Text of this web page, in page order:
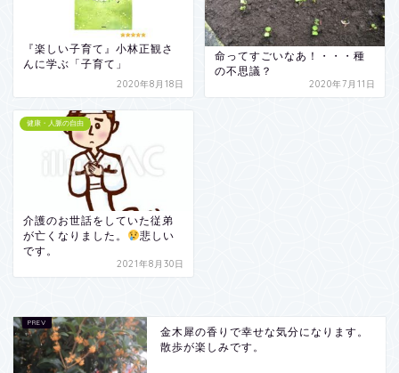
『楽しい子育て』小林正観さ
んに学ぶ「子育て」
2020年8月18日
命ってすごいなあ！・・・種
の不思議？
2020年7月11日
健康・人脈の自由
介護のお世話をしていた従弟
が亡くなりました。
悲しい
です。
2021年8月30日
金木犀の香りで幸せな気分になります。
散歩が楽しみです。